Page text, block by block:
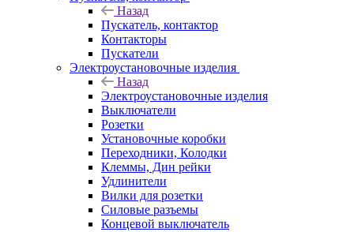
Назад
Пускатель, контактор
Контакторы
Пускатели
Электроустановочные изделия
Назад
Электроустановочные изделия
Выключатели
Розетки
Установочные коробки
Переходники, Колодки
Клеммы, Дин рейки
Удлинители
Вилки для розетки
Силовые разъемы
Концевой выключатель